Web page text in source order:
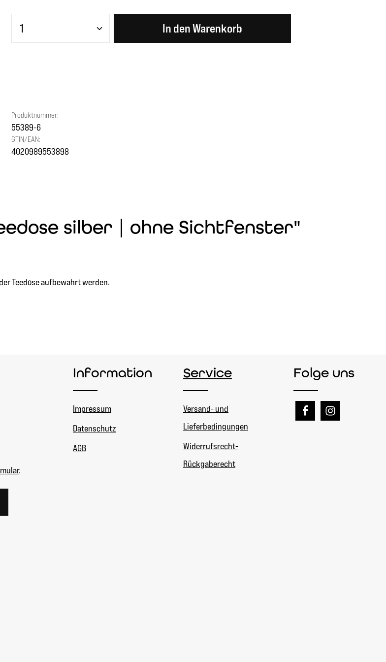
Produkt Anzahl: Gib den gewünschten Wert ein oder benutze die Schaltflächen
In den Warenkorb
Produktnummer:
55389-6
GTIN/EAN:
4020989553898
silber | ohne Sichtfenster"
Teedose aufbewahrt werden.
.
Information
Impressum
Datenschutz
AGB
Service
Versand- und
Lieferbedingungen
Widerrufsrecht-
Rückgaberecht
Folge uns